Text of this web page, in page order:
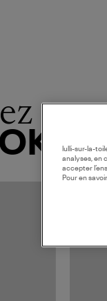
lulli-sur-la-
analyses, en
accepter
Pour en